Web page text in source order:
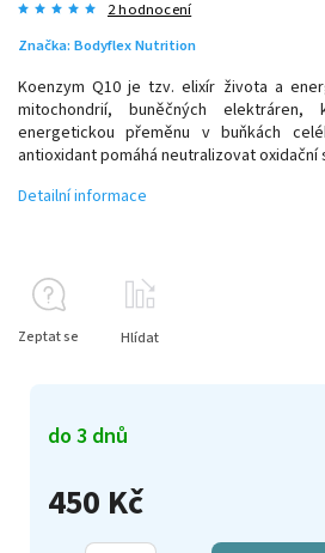
2 hodnocení
Značka: Bodyflex Nutrition
450 Kč
do 3 dnů
Koenzym Q10 je tzv. elixír života a
mitochondrií, buněčných
energetickou přeměnu v buňkách
antioxidant pomáhá neutralizovat oxidační
Detailní informace
Zeptat se Hlídat